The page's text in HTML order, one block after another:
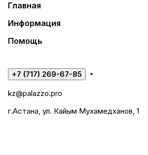
Главная
Информация
Помощь
+7 (717) 269-67-85
kz@palazzo.pro
г.Астана, ул. Кайым Мухамедханов, 1